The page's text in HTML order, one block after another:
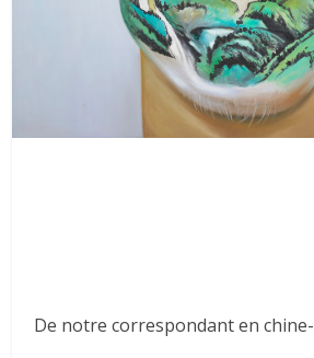
De notre correspondant en chine-